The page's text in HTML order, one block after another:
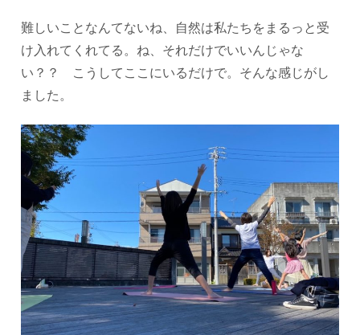
難しいことなんてないね、自然は私たちをまるっと受
け入れてくれてる。ね、それだけでいいんじゃな
い？？ こうしてここにいるだけで。そんな感じがし
ました。